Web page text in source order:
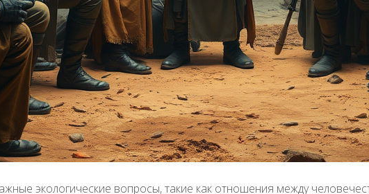
экологические вопросы, такие как отношения между